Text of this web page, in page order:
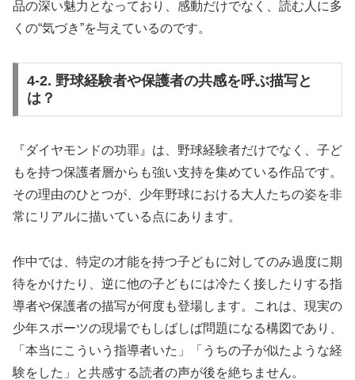
品の深い魅力となっており、感動だけでなく、読む人に多
くの“気づき”を与えているのです。
4-2. 野球経験者や保護者の共感を呼ぶ描写と
は？
『ダイヤモンドの功罪』は、野球経験者だけでなく、子ど
もを持つ保護者層からも強い支持を集めている作品です。
その理由のひとつが、少年野球における大人たちの姿を非
常にリアルに描いている点にあります。
作中では、特定の才能を持つ子どもに対してのみ過度に期
待をかけたり、逆に他の子どもには冷たく接したりする指
導者や保護者の描写が何度も登場します。これは、現実の
少年スポーツの現場でもしばしば問題になる構図であり、
「本当にこういう指導者いた」「うちの子が似たような経
験をした」と共感する読者の声が後を絶ちません。